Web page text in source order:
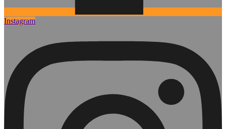
Instagram